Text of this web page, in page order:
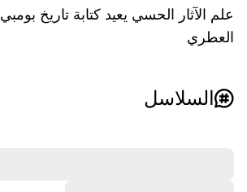
علم الآثار الحسي يعيد كتابة تاريخ بومبي
العطري
السلاسل